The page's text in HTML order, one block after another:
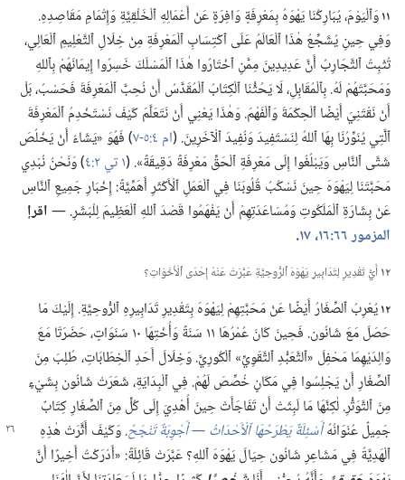
١١وَٱلْيَوْمَ،‏ يُبَارِكُنَا يَهْوَهُ بِمَعْرِفَةٍ وَافِرَةٍ عَنْ أَعْمَالِهِ ٱلْخَلْقِيَّةِ وَإِتْمَامِ مَقَاصِدِهِ.‏
وَفِي حِينِ يُشَجِّعُ هٰذَا ٱلْعَالَمُ عَلَى ٱكْتِسَابِ ٱلْمَعْرِفَةِ مِنْ خِلَالِ ٱلتَّعْلِيمِ ٱلْعَالِي،‏
تُثْبِتُ ٱلتَّجَارِبُ أَنَّ عَدِيدِينَ مِمَّنِ ٱخْتَارُوا هٰذَا ٱلْمَسْلَكَ خَسِرُوا إِيمَانَهُمْ بِٱللهِ
وَمَحَبَّتَهُمْ لَهُ.‏ بِٱلْمُقَابِلِ،‏ لَا يَحُثُّنَا ٱلْكِتَابُ ٱلْمُقَدَّسُ أَنْ نُحِبَّ ٱلْمَعْرِفَةَ فَحَسْبُ،‏ بَلْ
أَنْ نَقْتَنِيَ أَيْضًا ٱلْحِكْمَةَ وَٱلْفَهْمَ.‏ وَهٰذَا يَعْنِي أَنْ نَتَعَلَّمَ كَيْفَ نَسْتَخْدِمُ ٱلْمَعْرِفَةَ
ٱلَّتِي يُنَوِّرُنَا بِهَا ٱللهُ لِنَسْتَفِيدَ وَنُفِيدَ ٱلْآخَرِينَ.‏ (‏ام ٤:‏ ٥-‏٧ ‏)‏ فَهُوَ «يَشَاءُ أَنْ يَخْلُصَ
شَتَّى ٱلنَّاسِ وَيَبْلُغُوا إِلَى مَعْرِفَةِ ٱلْحَقِّ مَعْرِفَةً دَقِيقَةً».‏ (‏١ تي ٢:‏٤
‏)‏ وَنَحْنُ نُبْدِي
مَحَبَّتَنَا لِيَهْوَهَ حِينَ نَسْكُبُ قُلُوبَنَا فِي ٱلْعَمَلِ ٱلْأَكْثَرِ أَهَمِّيَّةً:‏ إِخْبَارِ جَمِيعِ ٱلنَّاسِ
عَنْ بِشَارَةِ ٱلْمَلَكُوتِ وَمُسَاعَدَتِهِمْ أَنْ يَفْهَمُوا قَصْدَ ٱللهِ ٱلْعَظِيمَ لِلْبَشَرِ.‏ —‏اقرإ
المزمور ٦٦:‏
١٦،‏ ١٧ ‏.‏
١٢أَيُّ تَقْدِيرٍ لِتَدَابِيرِ يَهْوَهَ ٱلرُّوحِيَّةِ عَبَّرَتْ عَنْهُ إِحْدَى ٱلْأَخَوَاتِ؟‏
١٢يُعْرِبُ ٱلصِّغَارُ أَيْضًا عَنْ مَحَبَّتِهِمْ لِيَهْوَهَ بِتَقْدِيرِ تَدَابِيرِهِ ٱلرُّوحِيَّةِ.‏ إِلَيْكَ مَا
حَصَلَ مَعَ شَانُون.‏ فَحِينَ كَانَ عُمْرُهَا ١١ سَنَةً وَأُخْتِهَا ١٠ سَنَوَاتٍ،‏ حَضَرَتَا مَعَ
وَالِدَيْهِمَا مَحْفِلَ «ٱلتَّعَبُّدِ ٱلتَّقَوِيِّ» ٱلْكُورِيَّ.‏ وَخِلَالَ أَحَدِ ٱلْخِطَابَاتِ،‏ طُلِبَ مِنَ
ٱلصِّغَارِ أَنْ يَجْلِسُوا فِي مَكَانٍ خُصِّصَ لَهُمْ.‏ فِي ٱلْبِدَايَةِ،‏ شَعَرَتْ شَانُون بِشَيْءٍ
مِنَ ٱلتَّوَتُّرِ.‏ لٰكِنَّهَا مَا لَبِثَتْ أَنْ تَفَاجَأَتْ حِينَ أُهْدِيَ إِلَى كُلٍّ مِنَ ٱلصِّغَارِ كِتَابٌ
جَمِيلٌ عُنْوَانُهُأَسْئِلَةٌ يَطْرَحُهَاٱلْأَحْدَاثُ —‏ أَجْوِبَةٌ تَنْجَحُ‏.‏وَكَيْفَ أَثَّرَتْ هٰذِهِ
ٱلْهَدِيَّةُ فِي مَشَاعِرِ شَانُون حِيَالَ يَهْوَهَ ٱللهِ؟‏ عَبَّرَتْ قَائِلَةً:‏ «أَدْرَكْتُ أَخِيرًا أَنَّ